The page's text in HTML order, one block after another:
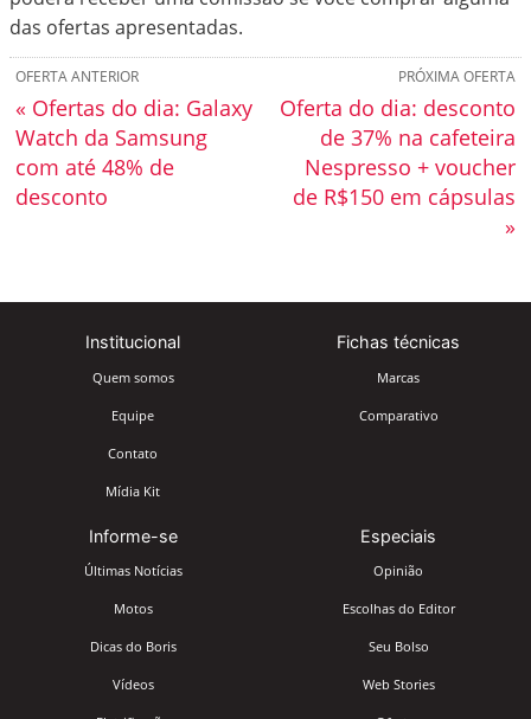
das ofertas apresentadas.
PRÓXIMA OFERTA
Oferta do dia: desconto
de 37% na cafeteira
Nespresso + voucher
de R$150 em cápsulas
»
OFERTA ANTERIOR
« Ofertas do dia: Galaxy
Watch da Samsung
com até 48% de
desconto
Institucional
Quem somos
Equipe
Contato
Mídia Kit
Fichas técnicas
Marcas
Comparativo
Informe-se
Últimas Notícias
Motos
Dicas do Boris
Vídeos
Especiais
Opinião
Escolhas do Editor
Seu Bolso
Web Stories